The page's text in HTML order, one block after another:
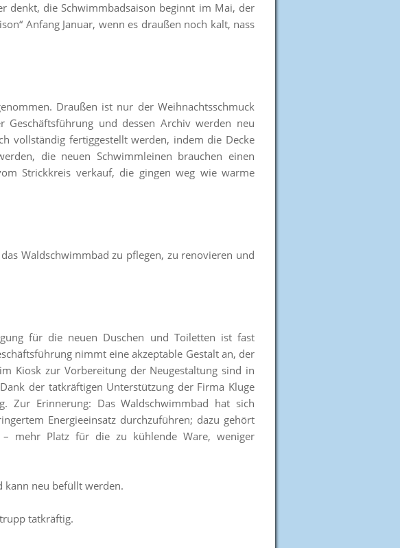
denkt, die Schwimmbadsaison beginnt im Mai, der
Anfang Januar, wenn es draußen noch kalt, nass
Draußen ist nur der Weihnachtsschmuck
und dessen Archiv werden neu
vollständig fertiggestellt werden, indem die Decke
die neuen Schwimmleinen brauchen einen
Strickkreis verkauf, die gingen weg wie warme
Waldschwimmbad zu pflegen, zu renovieren und
für die neuen Duschen und Toiletten ist fast
nimmt eine akzeptable Gestalt an, der
Kiosk zur Vorbereitung der Neugestaltung sind in
der tatkräftigen Unterstützung der Firma Kluge
Zur Erinnerung: Das Waldschwimmbad hat sich
Energieeinsatz durchzuführen; dazu gehört
– mehr Platz für die zu kühlende Ware, weniger
kann neu befüllt werden.
tatkräftig.